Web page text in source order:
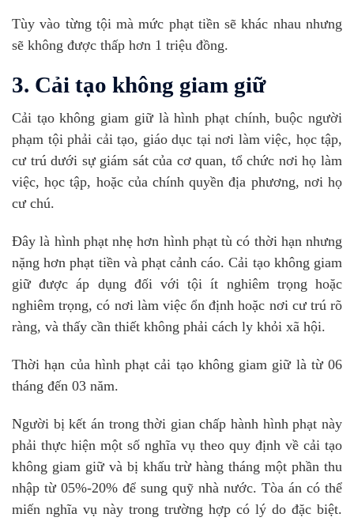
Tùy vào từng tội mà mức phạt tiền sẽ khác nhau nhưng
sẽ không được thấp hơn 1 triệu đồng.
3. Cải tạo không giam giữ
Cải tạo không giam giữ là hình phạt chính, buộc người
phạm tội phải cải tạo, giáo dục tại nơi làm việc, học tập,
cư trú dưới sự giám sát của cơ quan, tổ chức nơi họ làm
việc, học tập, hoặc của chính quyền địa phương, nơi họ
cư chú.
Đây là hình phạt nhẹ hơn hình phạt tù có thời hạn nhưng
nặng hơn phạt tiền và phạt cảnh cáo. Cải tạo không giam
giữ được áp dụng đối với tội ít nghiêm trọng hoặc
nghiêm trọng, có nơi làm việc ổn định hoặc nơi cư trú rõ
ràng, và thấy cần thiết không phải cách ly khỏi xã hội.
Thời hạn của hình phạt cải tạo không giam giữ là từ 06
tháng đến 03 năm.
Người bị kết án trong thời gian chấp hành hình phạt này
phải thực hiện một số nghĩa vụ theo quy định về cải tạo
không giam giữ và bị khấu trừ hàng tháng một phần thu
nhập từ 05%-20% để sung quỹ nhà nước. Tòa án có thể
miến nghĩa vụ này trong trường hợp có lý do đặc biệt.